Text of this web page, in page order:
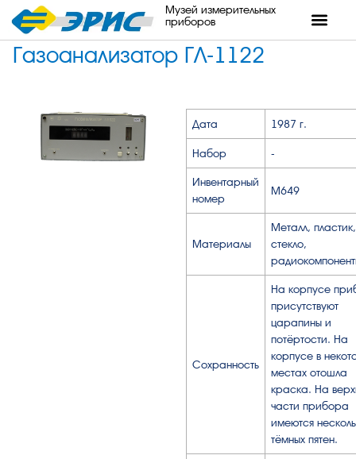
Музей измерительных
приборов
Газоанализатор ГЛ-1122
Дата 1987 г.
Набор -
Инвентарный
номер
М649
Материалы
Металл, пластик,
стекло,
Сохранность
На корпусе
присутствуют
царапины и
потёртости. На
корпусе в
местах отошла
краска. На
части прибора
имеются
тёмных пятен.